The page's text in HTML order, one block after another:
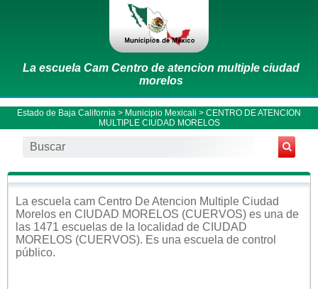
La escuela Cam Centro de atencion multiple ciudad
morelos
Estado de Baja California > Municipio Mexicali > CENTRO DE ATENCION
MULTIPLE CIUDAD MORELOS
La escuela cam Centro De Atencion Multiple Ciudad
Morelos en CIUDAD MORELOS (CUERVOS) es una de
las 1471 escuelas de la localidad de CIUDAD
MORELOS (CUERVOS). Es una escuela de control
público.